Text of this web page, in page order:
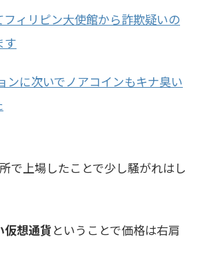
ィリピン大使館から詐欺疑いの
す
ンに次いでノアコインもキナ臭い
で上場したことで少し騒がれはし
仮想通貨ということで価格は右肩